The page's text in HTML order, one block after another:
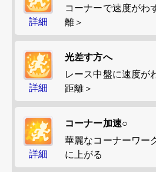
詳細
コーナーで速度がわ
離＞
詳細
光差す方へ
レース中盤に速度が
距離＞
詳細
コーナー加速○
華麗なコーナーワー
に上がる